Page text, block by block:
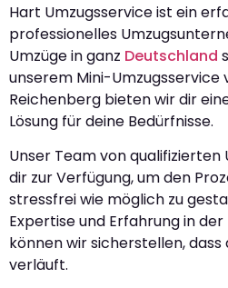
Hart Umzugsservice ist ein
professionelles
Umzüge in ganz Deutschland
unserem Mini-Umzugsservice
Reichenberg bieten wir dir
Lösung für deine Bedürfnisse.
Unser Team von
dir zur Verfügung, um den
stressfrei wie möglich zu
Expertise und Erfahrung in
können wir sicherstellen, dass
verläuft.